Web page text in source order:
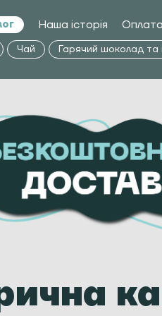
Наша історія
Чай Гарячий шоколад та